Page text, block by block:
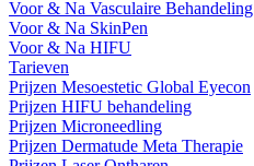
Voor & Na Vasculaire Behandeling
Voor & Na SkinPen
Voor & Na HIFU
Tarieven
Prijzen Mesoestetic Global Eyecon
Prijzen HIFU behandeling
Prijzen Microneedling
Prijzen Dermatude Meta Therapie